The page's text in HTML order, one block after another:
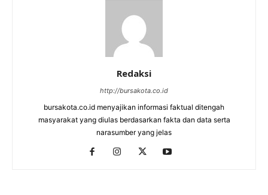
Redaksi
http://bursakota.co.id
bursakota.co.id menyajikan informasi faktual ditengah
masyarakat yang diulas berdasarkan fakta dan data serta
narasumber yang jelas